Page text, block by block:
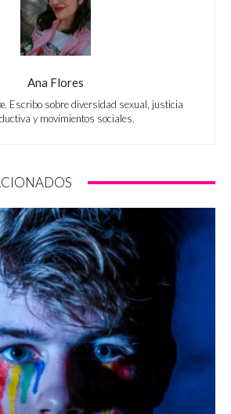
Ana Flores
Escribo sobre diversidad sexual, justicia
y movimientos sociales.